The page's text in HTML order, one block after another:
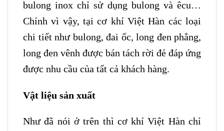
bulong inox chỉ sử dụng bulong và êcu…
Chính vì vậy, tại cơ khí Việt Hàn các loại
chi tiết như bulong, đai ốc, long đen phẳng,
long đen vênh được bán tách rời đẻ đáp ứng
được nhu cầu của tất cả khách hàng.
Vật liệu sản xuất
Như đã nói ở trên thì cơ khí Việt Hàn chỉ